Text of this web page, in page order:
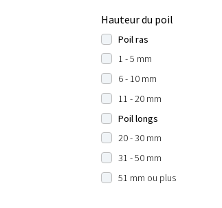
Hauteur du poil
Poil ras
1 - 5 mm
6 - 10 mm
11 - 20 mm
Poil longs
20 - 30 mm
31 - 50 mm
51 mm ou plus